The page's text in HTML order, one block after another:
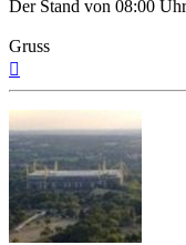
Der Stand von 08:00
Gruss